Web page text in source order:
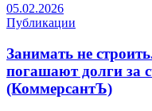
05.02.2026
Публикации
Занимать не
погашают долги за
(КоммерсантЪ)